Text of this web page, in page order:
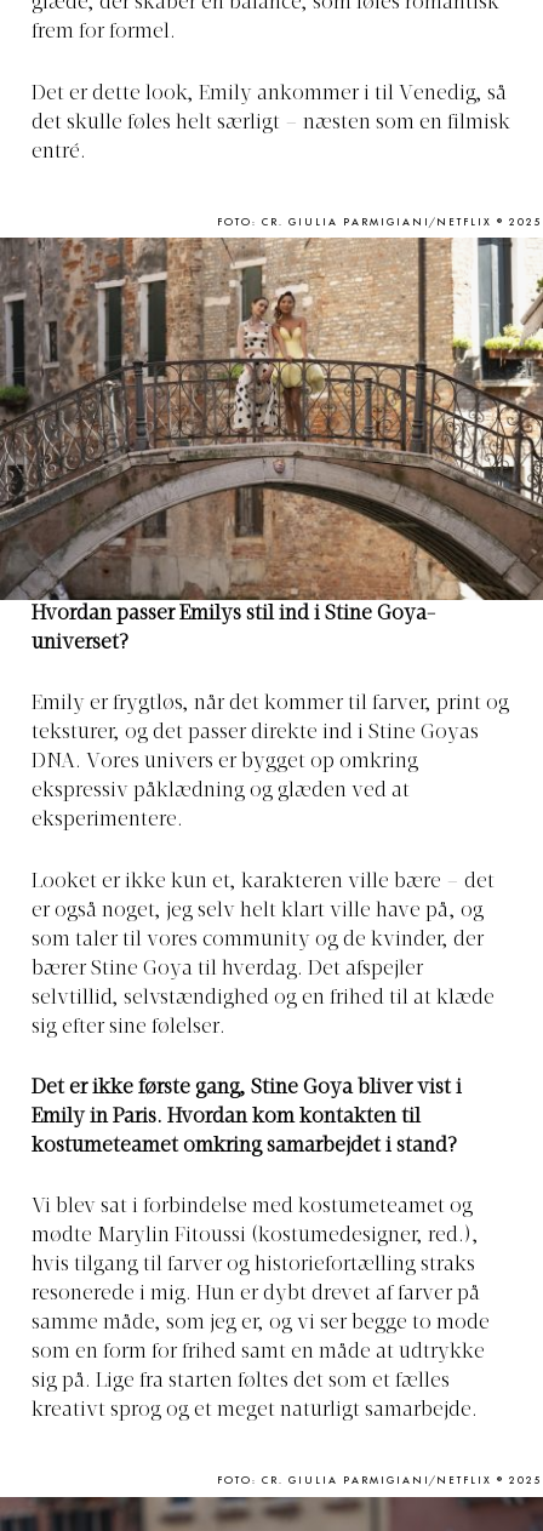
frem for formel.
Det er dette look, Emily ankommer i til Venedig, så
det skulle føles helt særligt – næsten som en filmisk
entré.
FOTO: CR. GIULIA PARMIGIANI/NETFLIX © 2025
Hvordan passer Emilys stil ind i Stine Goya-
universet?
Emily er frygtløs, når det kommer til farver, print og
teksturer, og det passer direkte ind i Stine Goyas
DNA. Vores univers er bygget op omkring
ekspressiv påklædning og glæden ved at
eksperimentere.
Looket er ikke kun et, karakteren ville bære – det
er også noget, jeg selv helt klart ville have på, og
som taler til vores community og de kvinder, der
bærer Stine Goya til hverdag. Det afspejler
selvtillid, selvstændighed og en frihed til at klæde
sig efter sine følelser.
Det er ikke første gang, Stine Goya bliver vist i
Emily in Paris. Hvordan kom kontakten til
kostumeteamet omkring samarbejdet i stand?
Vi blev sat i forbindelse med kostumeteamet og
mødte Marylin Fitoussi (kostumedesigner, red.),
hvis tilgang til farver og historiefortælling straks
resonerede i mig. Hun er dybt drevet af farver på
samme måde, som jeg er, og vi ser begge to mode
som en form for frihed samt en måde at udtrykke
sig på. Lige fra starten føltes det som et fælles
kreativt sprog og et meget naturligt samarbejde.
FOTO: CR. GIULIA PARMIGIANI/NETFLIX © 2025